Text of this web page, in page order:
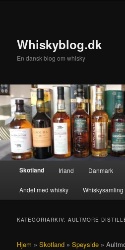
Whiskyblog.dk
En dansk blog om whisky
Hovedmenu
Skotland Irland Danmark
Andet med whisky Whiskysamling
KATEGORIARKIV:AULTMORE
Hjem »Skotland »Speyside »